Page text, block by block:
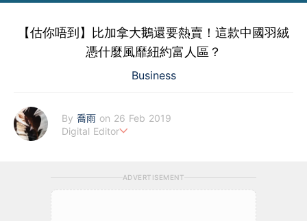
【估你唔到】比加拿大鵝還要熱賣！這款中國羽絨
憑什麼風靡紐約富人區？
Business
By 喬雨 on 26 Feb 2019
Digital Editor
ADVERTISEMENT